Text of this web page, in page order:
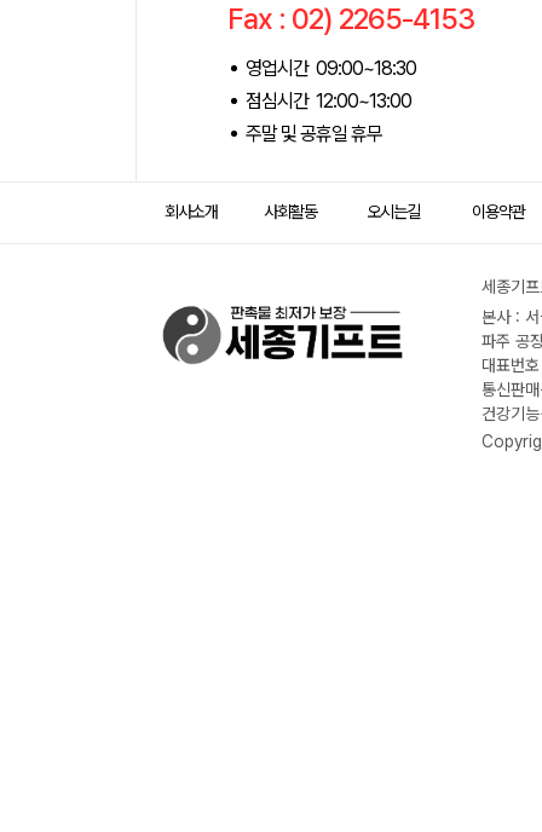
Fax : 02) 2265-4153
영업시간 09:00~18:30
점심시간 12:00~13:00
주말 및 공휴일 휴무
회사소개 사회활동 오시는길 이용약관
세종기
본사 :
파주 공
대표번
통신판
건강기